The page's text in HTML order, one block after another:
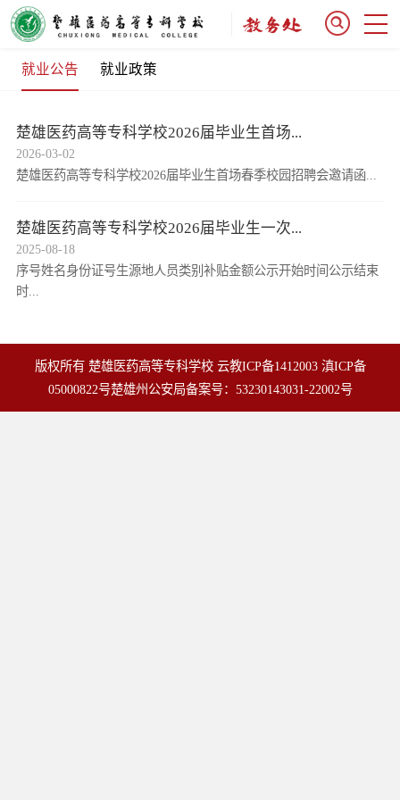
就业公告 就业政策
楚雄医药高等专科学校2026届毕业生首场...
2026-03-02
楚雄医药高等专科学校2026届毕业生首场春季校园招聘会邀请函...
楚雄医药高等专科学校2026届毕业生一次...
2025-08-18
序号姓名身份证号生源地人员类别补贴金额公示开始时间公示结束
时...
版权所有 楚雄医药高等专科学校 云教ICP备1412003 滇ICP备
05000822号楚雄州公安局备案号：53230143031-22002号